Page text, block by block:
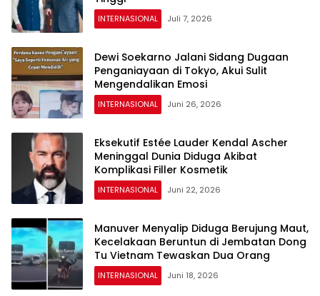
INTERNASIONAL Juli 7, 2026
Dewi Soekarno Jalani Sidang Dugaan
Penganiayaan di Tokyo, Akui Sulit
Mengendalikan Emosi
INTERNASIONAL Juni 26, 2026
Eksekutif Estée Lauder Kendal Ascher
Meninggal Dunia Diduga Akibat
Komplikasi Filler Kosmetik
INTERNASIONAL Juni 22, 2026
Manuver Menyalip Diduga Berujung Maut,
Kecelakaan Beruntun di Jembatan Dong
Tu Vietnam Tewaskan Dua Orang
INTERNASIONAL Juni 18, 2026